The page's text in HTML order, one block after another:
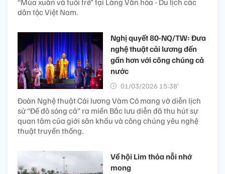
dân tộc Việt Nam.
Nghị quyết 80-NQ/TW: Đưa
nghệ thuật cải lương đến
gần hơn với công chúng cả
nước
01/03/2026 15:38’
Đoàn Nghệ thuật Cải lương Vàm Cỏ mang vở diễn lịch
sử “Đế đô sóng cả” ra miền Bắc lưu diễn đã thu hút sự
quan tâm của giới sân khấu và công chúng yêu nghệ
thuật truyền thống.
Về hội Lim thỏa nỗi nhớ
mong